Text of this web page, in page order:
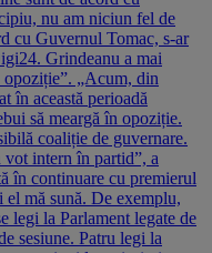
nu am niciun fel de
cu Guvernul Tomac, s-ar
Grindeanu a mai
opoziție”. „Acum, din
în această perioadă
să meargă în opoziție.
coaliție de guvernare.
vot intern în partid”, a
în continuare cu premierul
mă sună. De exemplu,
legi la Parlament legate de
sesiune. Patru legi la